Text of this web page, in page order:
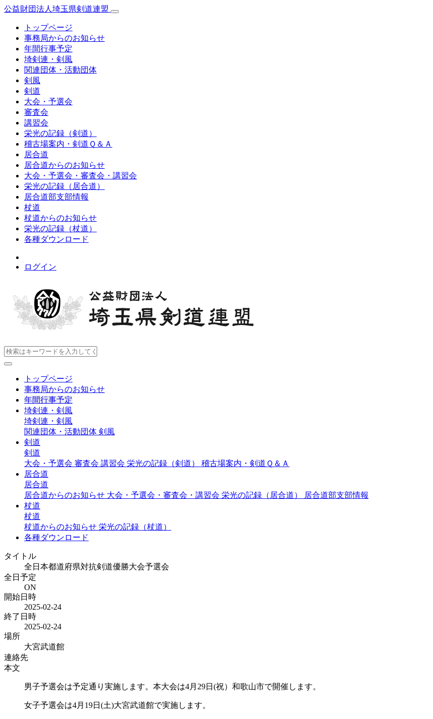
公益財団法人埼玉県剣道連盟
トップページ
事務局からのお知らせ
年間行事予定
埼剣連・剣風
関連団体・活動団体
剣風
剣道
大会・予選会
審査会
講習会
栄光の記録（剣道）
稽古場案内・剣道Ｑ＆Ａ
居合道
居合道からのお知らせ
大会・予選会・審査会・講習会
栄光の記録（居合道）
居合道部支部情報
杖道
杖道からのお知らせ
栄光の記録（杖道）
各種ダウンロード
ログイン
トップページ
事務局からのお知らせ
年間行事予定
埼剣連・剣風
埼剣連・剣風
関連団体・活動団体 剣風
剣道
剣道
大会・予選会 審査会 講習会 栄光の記録（剣道） 稽古場案内・剣道Ｑ＆Ａ
居合道
居合道
居合道からのお知らせ 大会・予選会・審査会・講習会 栄光の記録（居合道）
居合道部支部情報
杖道
杖道
杖道からのお知らせ 栄光の記録（杖道）
各種ダウンロード
タイトル
全日本都道府県対抗剣道優勝大会予選会
全日予定
ON
開始日時
2025-02-24
終了日時
2025-02-24
場所
大宮武道館
連絡先
本文
男子予選会は予定通り実施します。本大会は4月29日(祝）和歌山市で開催します。
女子予選会は4月19日(土)大宮武道館で実施します。